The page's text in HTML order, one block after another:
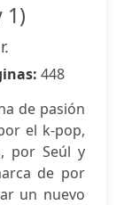
1)
448
de pasión
el k-pop,
por Seúl y
de por
un nuevo